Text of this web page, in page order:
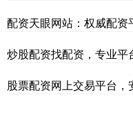
配资天眼网站：权威配资
炒股配资找配资，专业平
股票配资网上交易平台，